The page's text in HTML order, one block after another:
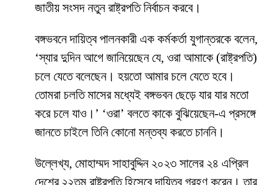
জাতীয় সংসদ নতুন রাষ্ট্রপতি নির্বাচন করবে।
বঙ্গভবনে দায়িত্ব পালনকারী এক কর্মকর্তা যুগান্তরকে বলেন,
‘স্যার দুদিন আগে জানিয়েছেন যে, ওরা আমাকে (রাষ্ট্রপতি)
চলে যেতে বলেছেন। হয়তো আমার চলে যেতে হবে।
তোমরা চলতি মাসের মধ্যেই বঙ্গভবন ছেড়ে যার যার মতো
করে চলে যাও।’ ‘ওরা’ বলতে কাকে বুঝিয়েছেন-এ প্রসঙ্গে
জানতে চাইলে তিনি কোনো মন্তব্য করতে চাননি।
উল্লেখ্য, মোহাম্মদ সাহাবুদ্দিন ২০২৩ সালের ২৪ এপ্রিল